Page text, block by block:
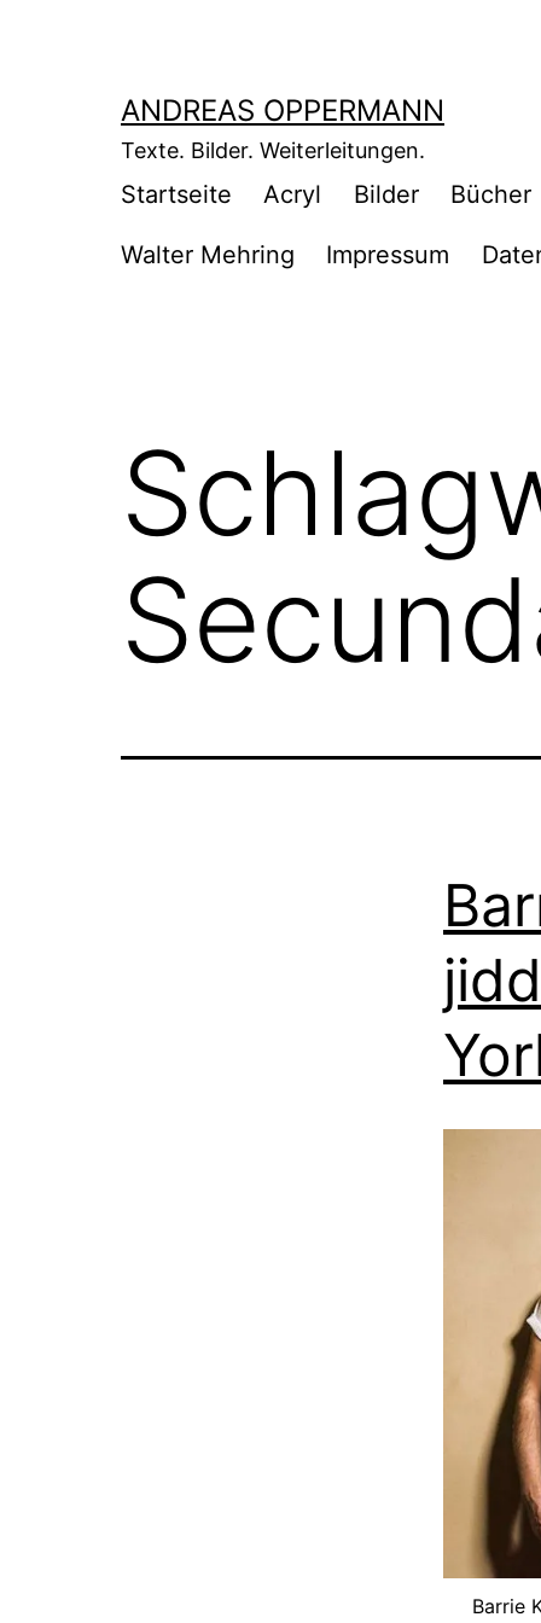
ANDREAS OPPERMANN
Texte. Bilder. Weiterleitungen.
Startseite Acryl Bilder Bücher
Walter Mehring Impressum
Barrie